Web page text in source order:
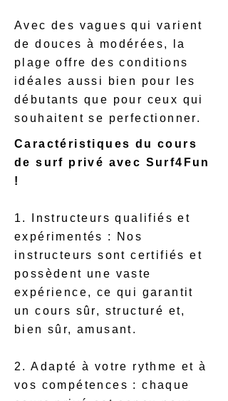
Avec des vagues qui varient
de douces à modérées, la
plage offre des conditions
idéales aussi bien pour les
débutants que pour ceux qui
souhaitent se perfectionner.
Caractéristiques du cours
de surf privé avec Surf4Fun
!
1. Instructeurs qualifiés et
expérimentés : Nos
instructeurs sont certifiés et
possèdent une vaste
expérience, ce qui garantit
un cours sûr, structuré et,
bien sûr, amusant.
2. Adapté à votre rythme et à
vos compétences : chaque